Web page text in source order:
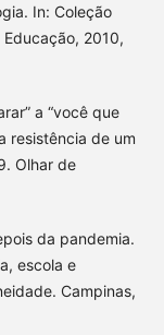
In: Coleção
Educação, 2010,
a “você que
resistência de um
Olhar de
da pandemia.
escola e
Campinas,